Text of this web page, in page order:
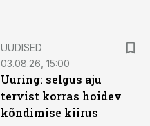
UUDISED
03.08.26, 15:00
Uuring: selgus aju
tervist korras hoidev
kõndimise kiirus